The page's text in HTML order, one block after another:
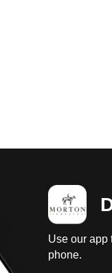
Use our app
phone.